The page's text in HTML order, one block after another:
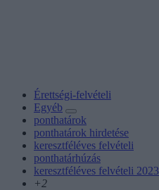
Érettségi-felvételi
Egyéb
ponthatárok
ponthatárok hirdetése
keresztféléves felvételi
ponthatárhúzás
keresztféléves felvételi 2023
+2